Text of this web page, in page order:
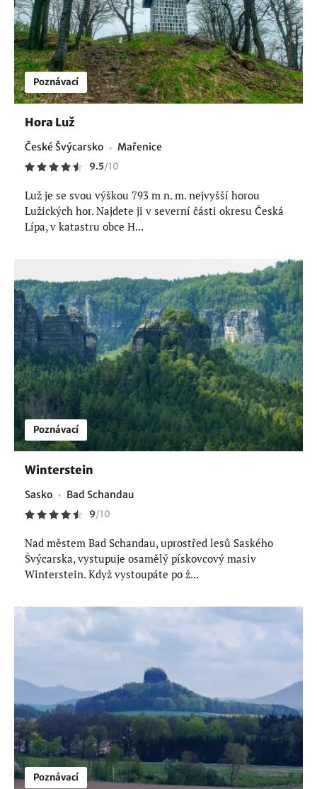
Poznávací
Hora Luž
České Švýcarsko Mařenice
9.5/10
Luž je se svou výškou 793 m n. m. nejvyšší horou
Lužických hor. Najdete ji v severní části okresu Česká
Lípa, v katastru obce H...
Poznávací
Winterstein
Sasko Bad Schandau
9/10
Nad městem Bad Schandau, uprostřed lesů Saského
Švýcarska, vystupuje osamělý pískovcový masiv
Winterstein. Když vystoupáte po ž...
Poznávací